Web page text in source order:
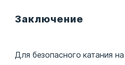
Заключение
Для безопасного катания